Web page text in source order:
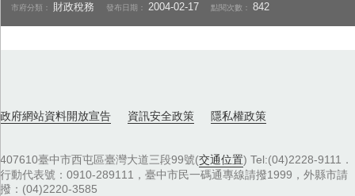
市府分類： 財政稅務 發布日期： 2004-02-17 點閱次數：842
政府網站資料開放宣告 資訊安全政策 隱私權政策
407610臺中市西屯區臺灣大道三段99號(交通位置) Tel:(04)2228-9111．
行動代表號：0910-289111，臺中市民一碼通專線請撥1999，外縣市請
撥：(04)2220-3585